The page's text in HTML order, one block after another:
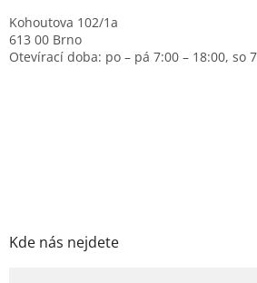
Kohoutova 102/1a
613 00 Brno
Otevírací doba: po – pá 7:00 – 18:00, so
Kde nás nejdete